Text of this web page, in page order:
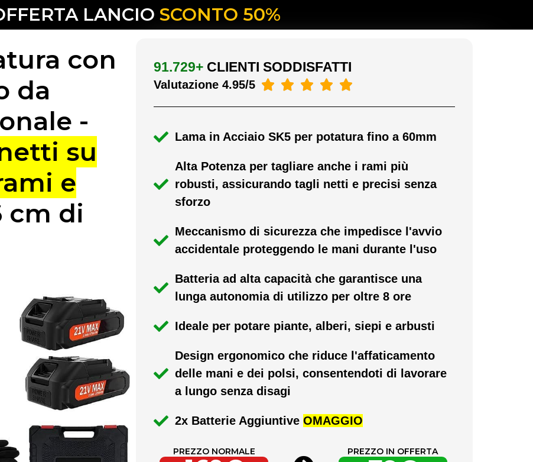
LANCIO SCONTO 50%
con
da
-
su
e
cm di
91.729+ CLIENTI SODDISFATTI
Valutazione 4.95/5     
Lama in Acciaio SK5 per potatura fino a 60mm
Alta Potenza per tagliare anche i rami più
robusti, assicurando tagli netti e precisi senza
sforzo
Meccanismo di sicurezza che impedisce l'avvio
accidentale proteggendo le mani durante l'uso
Batteria ad alta capacità che garantisce una
lunga autonomia di utilizzo per oltre 8 ore
Ideale per potare piante, alberi, siepi e arbusti
Design ergonomico che riduce l'affaticamento
delle mani e dei polsi, consentendoti di lavorare
a lungo senza disagi
2x Batterie AggiuntiveOMAGGIO
PREZZO NORMALE PREZZO IN OFFERTA